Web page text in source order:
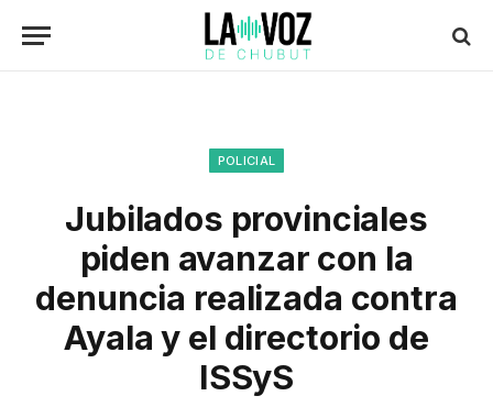
POLICIAL
Jubilados provinciales
piden avanzar con la
denuncia realizada contra
Ayala y el directorio de
ISSyS